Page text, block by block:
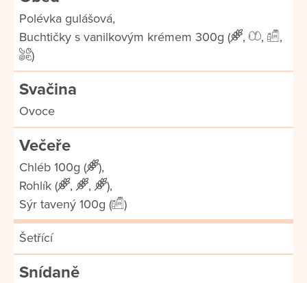
Polévka gulášová,
Buchtičky s vanilkovým krémem 300g (
, ,
,
)
Svačina
Ovoce
Večeře
Chléb 100g (
),
Rohlík (
, ,
),
Sýr tavený 100g (
)
Šetřící
Snídaně